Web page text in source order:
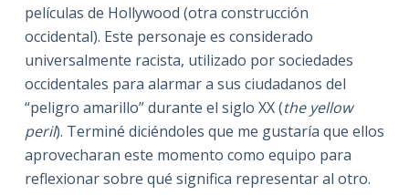
películas de Hollywood (otra construcción
occidental). Este personaje es considerado
universalmente racista, utilizado por sociedades
occidentales para alarmar a sus ciudadanos del
“peligro amarillo” durante el siglo XX (the yellow
peril). Terminé diciéndoles que me gustaría que ellos
aprovecharan este momento como equipo para
reflexionar sobre qué significa representar al otro.